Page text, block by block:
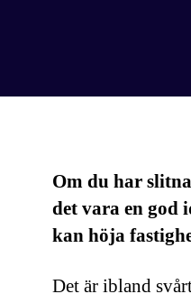
Om du har
det vara en god
kan höja
Det är ibland